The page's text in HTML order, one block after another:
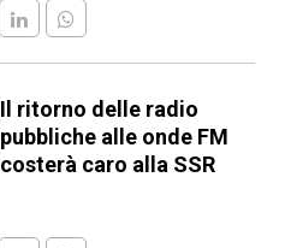
Il ritorno delle radio
pubbliche alle onde FM
costerà caro alla SSR